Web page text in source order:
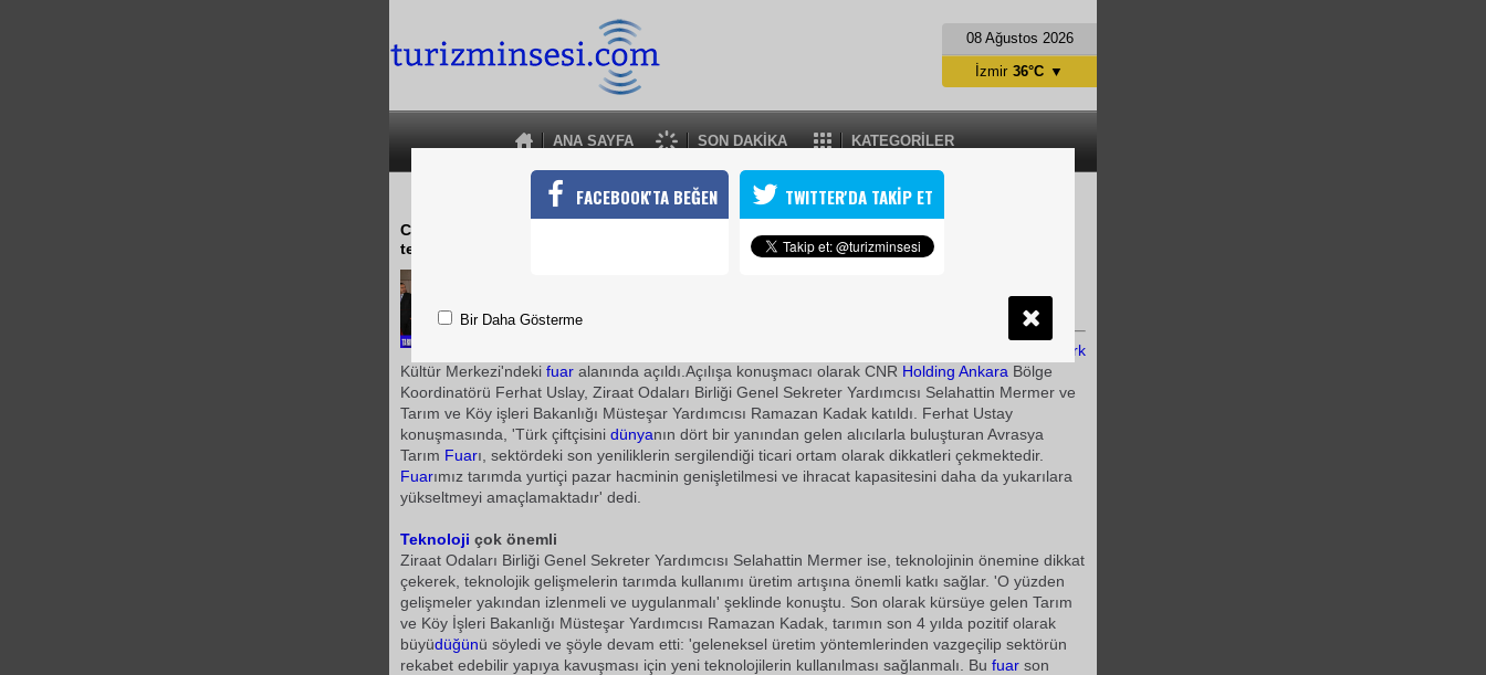
08 Ağustos 2026
ANA SAYFA SON DAKİKA KATEGORİLER
İzmir 36°C ▼
TARIM YENİ TEKNOLOJİLERLE BÜYÜYECEK
CNR AgroPro/Avrasya Tarım Fuarı'nda öne çıkan başlık sektörde rekabet etmenin yeni
teknolojilerle sağlanacağı oldu
Atatürk
Kültür Merkezi'ndeki fuar alanında açıldı.Açılışa konuşmacı olarak CNR Holding Ankara Bölge
Koordinatörü Ferhat Uslay, Ziraat Odaları Birliği Genel Sekreter Yardımcısı Selahattin Mermer ve
Tarım ve Köy işleri Bakanlığı Müsteşar Yardımcısı Ramazan Kadak katıldı. Ferhat Ustay
konuşmasında, 'Türk çiftçisini dünyanın dört bir yanından gelen alıcılarla buluşturan Avrasya
Tarım Fuarı, sektördeki son yeniliklerin sergilendiği ticari ortam olarak dikkatleri çekmektedir.
Fuarımız tarımda yurtiçi pazar hacminin genişletilmesi ve ihracat kapasitesini daha da yukarılara
yükseltmeyi amaçlamaktadır' dedi.
Teknoloji çok önemli
Ziraat Odaları Birliği Genel Sekreter Yardımcısı Selahattin Mermer ise, teknolojinin önemine dikkat
çekerek, teknolojik gelişmelerin tarımda kullanımı üretim artışına önemli katkı sağlar. 'O yüzden
gelişmeler yakından izlenmeli ve uygulanmalı' şeklinde konuştu. Son olarak kürsüye gelen Tarım
ve Köy İşleri Bakanlığı Müsteşar Yardımcısı Ramazan Kadak, tarımın son 4 yılda pozitif olarak
büyüdüğünü söyledi ve şöyle devam etti: 'geleneksel üretim yöntemlerinden vazgeçilip sektörün
rekabet edebilir yapıya kavuşması için yeni teknolojilerin kullanılması sağlanmalı. Bu fuar son
FACEBOOK'TA BEĞEN TWITTER'DA TAKİP ET
Bir Daha Gösterme